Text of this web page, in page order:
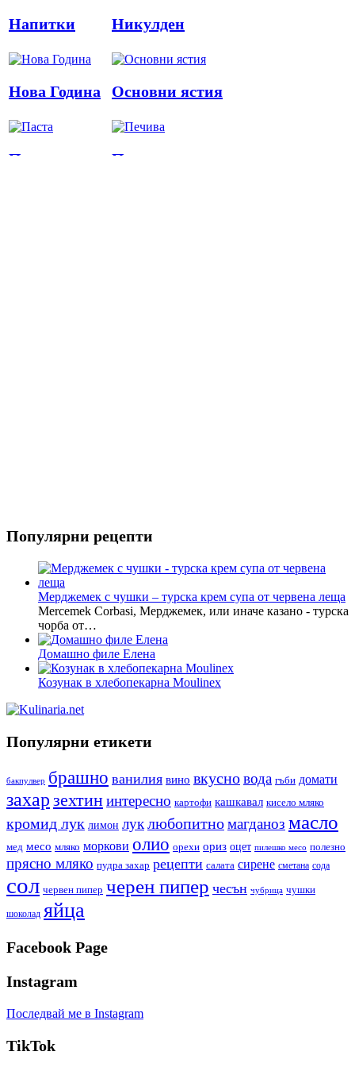
Напитки Никулден
Нова Година Основни ястия
Паста Печива
Популярни рецепти
Мерджемек с чушки – турска крем супа от червена леща
Mercemek Corbasi, Мерджемек, или иначе казано - турска
чорба от…
Домашно филе Елена
Козунак в хлебопекарна Moulinex
Популярни етикети
бакпулвер брашно ванилия вино вкусновода гъби домати
захар зехтининтересно картофи кашкавал кисело мляко
кромид лук лимон луклюбопитномагданоз масло
мед месо мляко моркови олио орехи ориз оцет пилешко месо полезно
прясно мляко пудра захар рецепти салата сирене сметана сода
сол червен пипер черен пипер чесън чубрица чушки
шоколад яйца
Facebook Page
Instagram
Последвай ме в Instagram
TikTok